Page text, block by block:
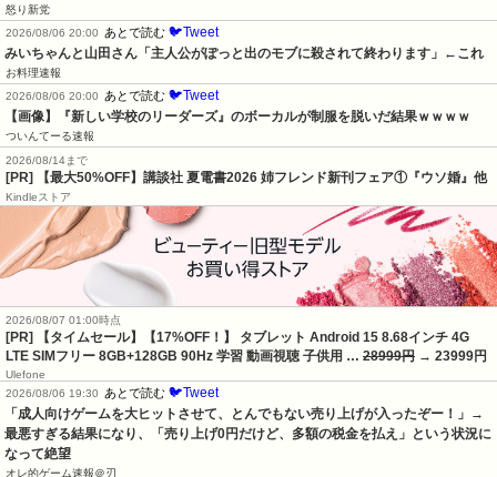
怒り新党
2026/08/06 20:00
あとで読む 🐦Tweet
みいちゃんと山田さん「主人公がぽっと出のモブに殺されて終わります」←これ
お料理速報
2026/08/06 20:00
あとで読む 🐦Tweet
【画像】『新しい学校のリーダーズ』のボーカルが制服を脱いだ結果ｗｗｗｗ
ついんてーる速報
2026/08/14まで
[PR] 【最大50%OFF】講談社 夏電書2026 姉フレンド新刊フェア①『ウソ婚』他
Kindleストア
2026/08/07 01:00時点
[PR] 【タイムセール】【17%OFF！】 タブレット Android 15 8.68インチ 4G
LTE SIMフリー 8GB+128GB 90Hz 学習 動画視聴 子供用 … 28999円 → 23999円
Ulefone
2026/08/06 19:30
あとで読む 🐦Tweet
「成人向けゲームを大ヒットさせて、とんでもない売り上げが入ったぞー！」→
最悪すぎる結果になり、「売り上げ0円だけど、多額の税金を払え」という状況に
なって絶望
オレ的ゲーム速報＠刃